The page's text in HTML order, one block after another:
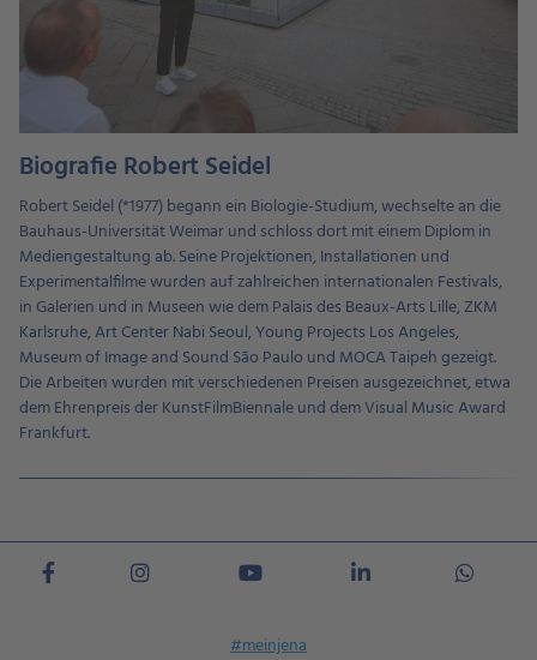
Biografie Robert Seidel
Robert Seidel (*1977) begann ein Biologie-Studium, wechselte an die
Bauhaus-Universität Weimar und schloss dort mit einem Diplom in
Mediengestaltung ab. Seine Projektionen, Installationen und
Experimentalfilme wurden auf zahlreichen internationalen Festivals,
in Galerien und in Museen wie dem Palais des Beaux-Arts Lille, ZKM
Karlsruhe, Art Center Nabi Seoul, Young Projects Los Angeles,
Museum of Image and Sound São Paulo und MOCA Taipeh gezeigt.
Die Arbeiten wurden mit verschiedenen Preisen ausgezeichnet, etwa
dem Ehrenpreis der KunstFilmBiennale und dem Visual Music Award
Frankfurt.
#meinjena